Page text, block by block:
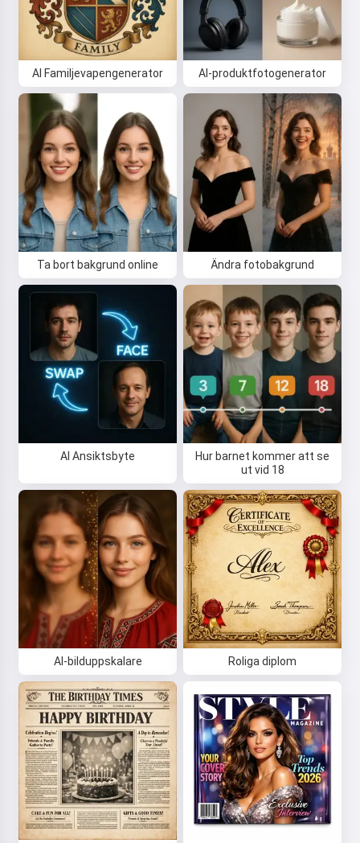
AI Familjevapengenerator AI-produktfotogenerator
Ta bort bakgrund online Ändra fotobakgrund
AI Ansiktsbyte
Hur barnet kommer att se
ut vid 18
AI-bilduppskalare Roliga diplom
och gratulationer 🥰
Prova nu
Jag accepterar: Användarvillkor
Integritetspolicy
Återbetalningspolicy